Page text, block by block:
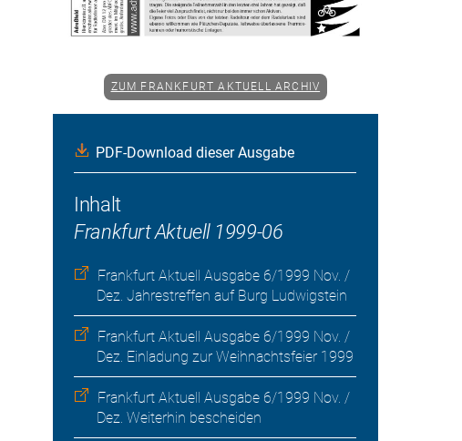
ZUM FRANKFURT AKTUELL ARCHIV
PDF-Download dieser Ausgabe
Inhalt
Frankfurt Aktuell 1999-06
Frankfurt Aktuell Ausgabe 6/1999 Nov. /
Dez. Jahrestreffen auf Burg Ludwigstein
Frankfurt Aktuell Ausgabe 6/1999 Nov. /
Dez. Einladung zur Weihnachtsfeier 1999
Frankfurt Aktuell Ausgabe 6/1999 Nov. /
Dez. Weiterhin bescheiden